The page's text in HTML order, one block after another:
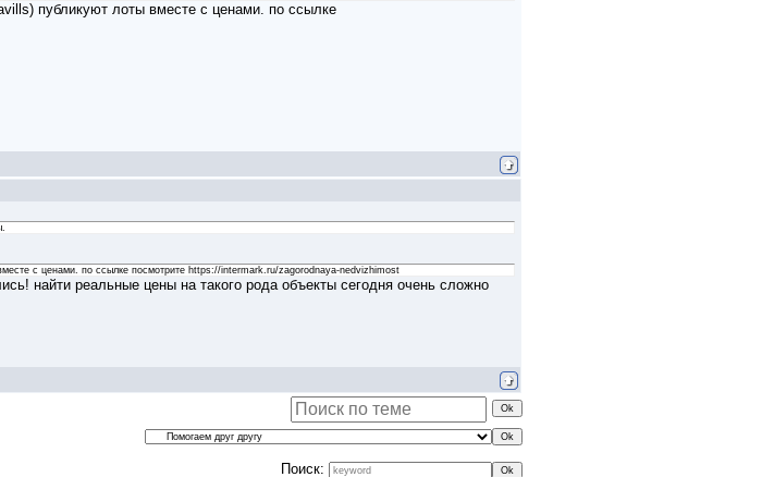
публикуют лоты вместе с ценами. по ссылке
с ценами. по ссылке посмотрите https://intermark.ru/zagorodnaya-nedvizhimost
найти реальные цены на такого рода объекты сегодня очень сложно
Поиск: